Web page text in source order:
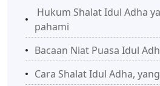
Hukum Shalat Idul Adha
pahami
Bacaan Niat Puasa Idul
Cara Shalat Idul Adha,